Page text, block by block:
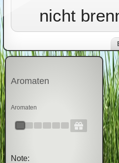
nicht
Aromaten
Aromaten
Note: